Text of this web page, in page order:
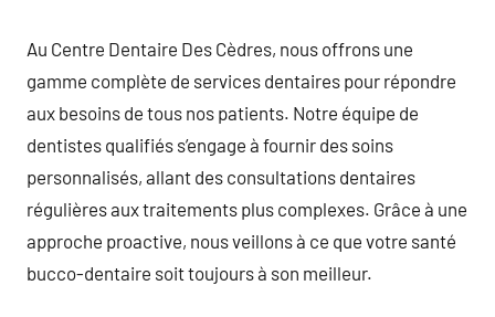
Au Centre Dentaire Des Cèdres, nous offrons une
gamme complète de services dentaires pour répondre
aux besoins de tous nos patients. Notre équipe de
dentistes qualifiés s’engage à fournir des soins
personnalisés, allant des consultations dentaires
régulières aux traitements plus complexes. Grâce à une
approche proactive, nous veillons à ce que votre santé
bucco-dentaire soit toujours à son meilleur.